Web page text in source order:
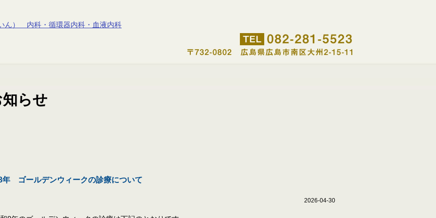
年 ゴールデンウィークの診療について
2026-04-30